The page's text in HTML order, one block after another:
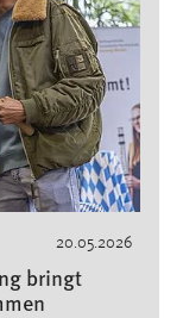
20.05.2026
bringt